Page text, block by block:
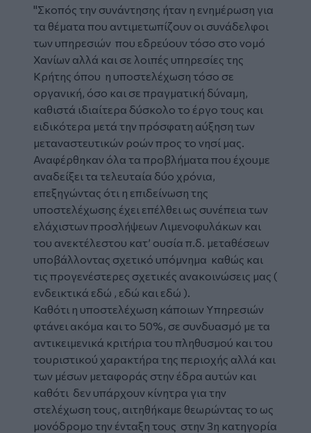
"Σκοπός την συνάντησης ήταν η ενημέρωση για
τα θέματα που αντιμετωπίζουν οι συνάδελφοι
των υπηρεσιών που εδρεύουν τόσο στο νομό
Χανίων αλλά και σε λοιπές υπηρεσίες της
Κρήτης όπου η υποστελέχωση τόσο σε
οργανική, όσο και σε πραγματική δύναμη,
καθιστά ιδιαίτερα δύσκολο το έργο τους και
ειδικότερα μετά την πρόσφατη αύξηση των
μεταναστευτικών ροών προς το νησί μας.
Αναφέρθηκαν όλα τα προβλήματα που έχουμε
αναδείξει τα τελευταία δύο χρόνια,
επεξηγώντας ότι η επιδείνωση της
υποστελέχωσης έχει επέλθει ως συνέπεια των
ελάχιστων προσλήψεων Λιμενοφυλάκων και
του ανεκτέλεστου κατ’ ουσία π.δ. μεταθέσεων
υποβάλλοντας σχετικό υπόμνημα καθώς και
τις προγενέστερες σχετικές ανακοινώσεις μας (
ενδεικτικά εδώ , εδώ και εδώ ).
Καθότι η υποστελέχωση κάποιων Υπηρεσιών
φτάνει ακόμα και το 50%, σε συνδυασμό με τα
αντικειμενικά κριτήρια του πληθυσμού και του
τουριστικού χαρακτήρα της περιοχής αλλά και
των μέσων μεταφοράς στην έδρα αυτών και
καθότι δεν υπάρχουν κίνητρα για την
στελέχωση τους, αιτηθήκαμε θεωρώντας το ως
μονόδρομο την ένταξη τους στην 3η κατηγορία